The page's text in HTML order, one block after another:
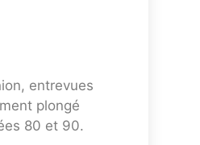
entrevues
plongé
80 et 90.